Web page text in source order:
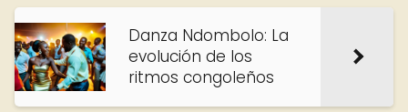
Danza Ndombolo: La
evolución de los
ritmos congoleños